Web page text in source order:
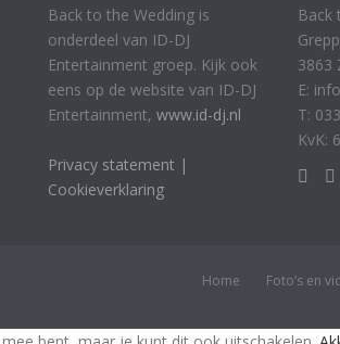
Back to the Wedding is
onderdeel van ID-DJ
Entertainment groep. Kijk ook
eens op de website van ID-DJ
Entertainment,www.id-dj.nl
Privacy statement |
Cookieverklaring
Back
3863
E:
T:
KvK:
Home Foto’s en